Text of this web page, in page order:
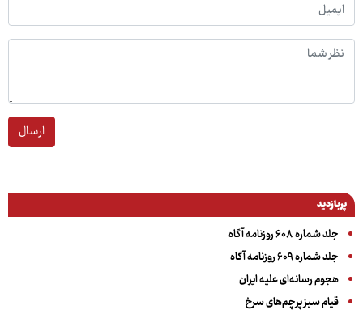
ارسال
پربازدید
جلد شماره ۶۰۸ روزنامه آگاه
جلد شماره ۶۰۹ روزنامه آگاه
هجوم رسانه‌ای علیه ایران
قیام سبز پرچم‌های سرخ